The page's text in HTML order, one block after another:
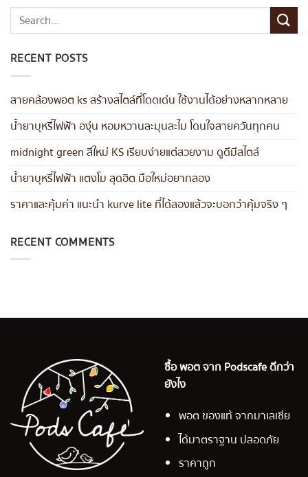
RECENT POSTS
สายคล้องพอต ks สร้างสไตล์ที่โดดเด่น ใช้งานได้อย่างหลากหลาย
น้ำยาบุหรี่ไฟฟ้า องุ่น หอมหวานละมุนละไม โดนใจสายควันทุกคน
midnight green สีใหม่ KS เรียบง่ายแต่สวยงาม ดูดีมีสไตล์
น้ำยาบุหรี่ไฟฟ้า แตงโม สุดฮิต มือใหม่อยากลอง
ราคาและคุ้มค่า แนะนำ kurve lite ที่ได้ลองแล้วจะบอกว่าคุ้มจริง ๆ
RECENT COMMENTS
ซื้อ พอต จาก Podscafe ดีกว่า
ยังไง
พอต ของแท้ จากมาเลเซีย
ได้มาตราฐาน ปลอดภัย
ราคาถูก